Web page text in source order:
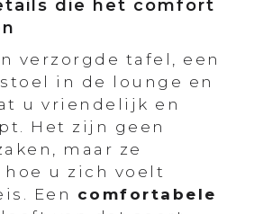
die het comfort
verzorgde tafel, een
in de lounge en
u vriendelijk en
Het zijn geen
maar ze
u zich voelt
Een comfortabele